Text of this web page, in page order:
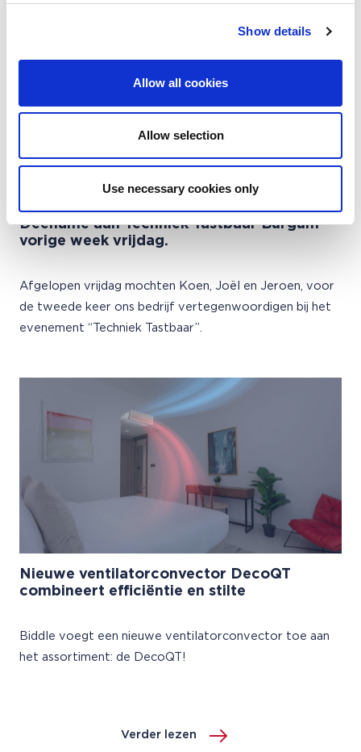
Show details
Allow all cookies
Allow selection
Use necessary cookies only
Deename aan Techniek Tastbaar Burgum
vorige week vrijdag.
Afgelopen vrijdag mochten Koen, Joël en Jeroen, voor
de tweede keer ons bedrijf vertegenwoordigen bij het
evenement “Techniek Tastbaar”.
Nieuwe ventilatorconvector DecoQT
combineert efficiëntie en stilte
Biddle voegt een nieuwe ventilatorconvector toe aan
het assortiment: de DecoQT!
Verder lezen